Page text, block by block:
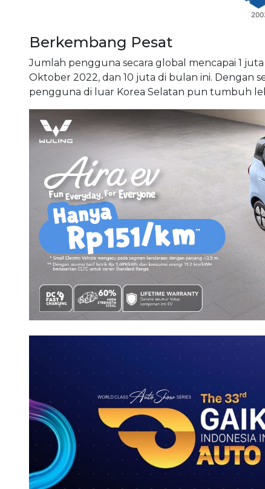
Berkembang Pesat
Jumlah pengguna secara global mencapai 1
Oktober 2022, dan 10 juta di bulan ini. Dengan
pengguna di luar Korea Selatan pun tumbuh